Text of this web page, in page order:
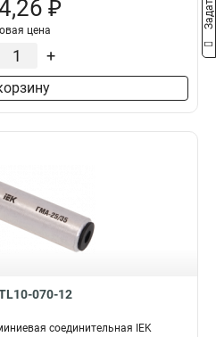
₽
цена
+
070-12
соединительная IEK